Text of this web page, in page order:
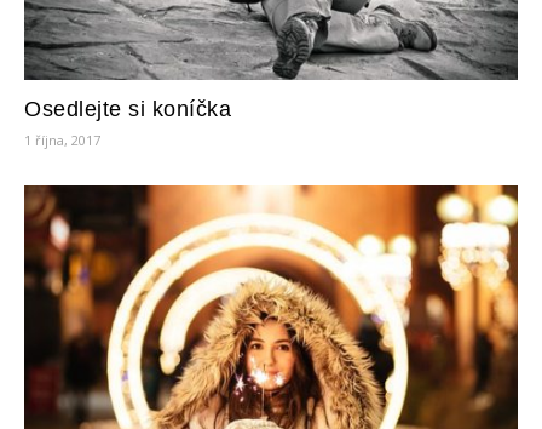
Osedlejte si koníčka
1 října, 2017